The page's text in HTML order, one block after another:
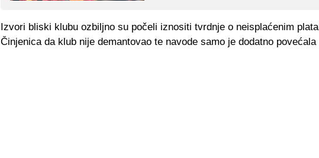
Izvori bliski klubu ozbiljno su počeli iznositi tvrdnje o neisplaćenim
Činjenica da klub nije demantovao te navode samo je dodatno povećala